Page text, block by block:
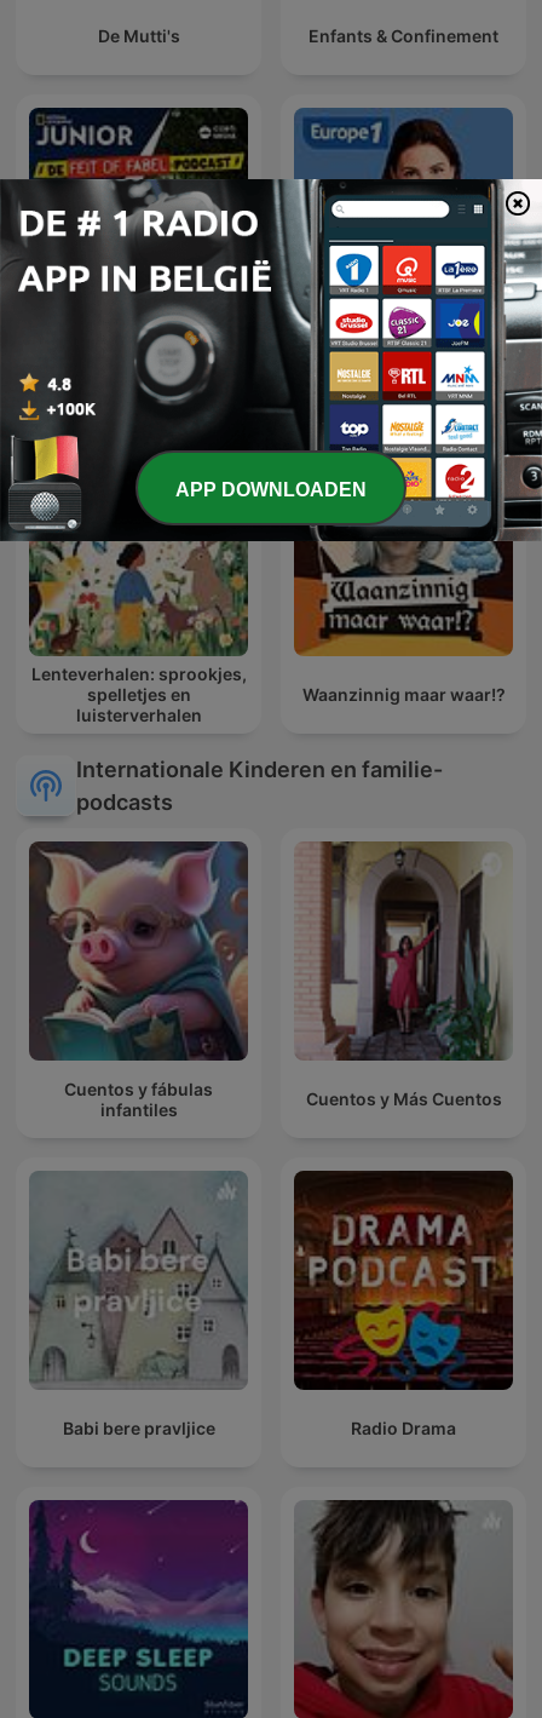
De Mutti's Enfants & Confinement
Feit of Fabel Et si on en parlait
Lenteverhalen: sprookjes,
spelletjes en
luisterverhalen
Waanzinnig maar waar!?
Internationale Kinderen en familie-
podcasts
Cuentos y fábulas
infantiles
Cuentos y Más Cuentos
Babi bere pravljice Radio Drama
APP DOWNLOADEN